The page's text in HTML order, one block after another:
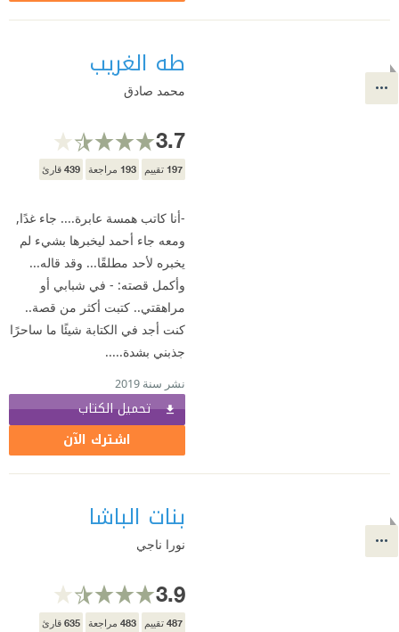
طه الغريب
محمد صادق
3.7
197 تقييم 193 مراجعة 439 قارئ
-أنا كاتب همسة عابرة.... جاء غدًا,
ومعه جاء أحمد ليخبرها بشيء لم
يخبره لأحد مطلقًا... وقد قاله...
وأكمل قصته: - في شبابي أو
مراهقتي.. كتبت أكثر من قصة..
كنت أجد في الكتابة شيئًا ما ساحرًا
جذبني بشدة.....
نشر سنة 2019
تحميل الكتاب
اشترك الآن
بنات الباشا
نورا ناجي
3.9
487 تقييم 483 مراجعة 635 قارئ